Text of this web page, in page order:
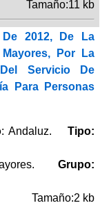
Tamaño:11 kb
2012, De La
Por La
Servicio De
Para Personas
: Andaluz.Tipo:
Grupo:
Tamaño:2 kb